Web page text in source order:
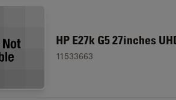
HP E27k G5 27inches
11533663